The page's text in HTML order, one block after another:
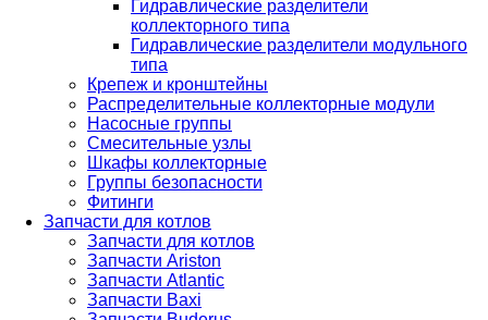
Гидравлические разделители
коллекторного типа
Гидравлические разделители модульного
типа
Крепеж и кронштейны
Распределительные коллекторные модули
Насосные группы
Смесительные узлы
Шкафы коллекторные
Группы безопасности
Фитинги
Запчасти для котлов
Запчасти для котлов
Запчасти Ariston
Запчасти Atlantic
Запчасти Baxi